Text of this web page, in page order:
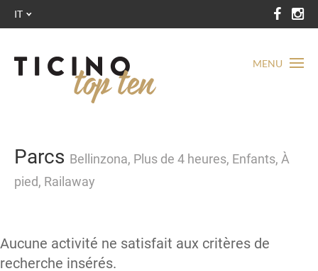
MENU
IT
Parcs Bellinzona, Plus de 4 heures, Enfants, À
pied, Railaway
Aucune activité ne satisfait aux critères de
recherche insérés.